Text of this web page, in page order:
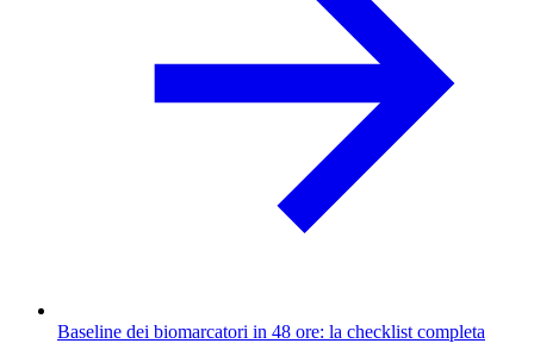
Baseline dei biomarcatori in 48 ore: la checklist completa